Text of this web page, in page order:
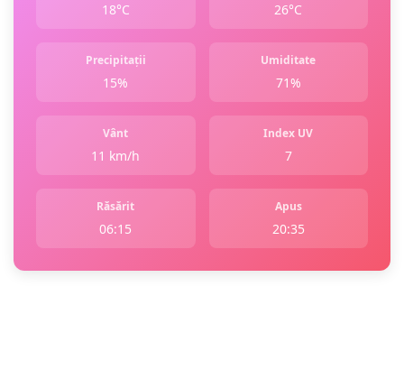
18°C 26°C
Precipitații
15%
Umiditate
71%
Vânt
11 km/h
Index UV
7
Răsărit
06:15
Apus
20:35